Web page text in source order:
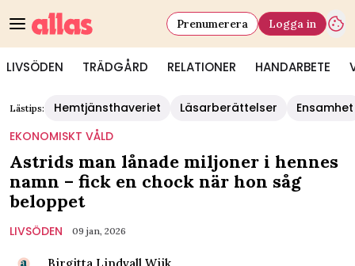
LIVSÖDEN TRÄDGÅRD RELATIONER HANDARBETE
Prenumerera Logga in
Lästips: Hemtjänsthaveriet Läsarberättelser
Ensamhet
EKONOMISKT VÅLD
Astrids man lånade miljoner i hennes
namn – fick en chock när hon såg
beloppet
LIVSÖDEN 09 jan, 2026